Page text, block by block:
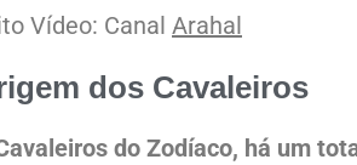
Vídeo: Canal Arahal
dos Cavaleiros
do Zodíaco, há um